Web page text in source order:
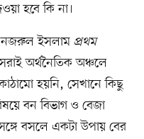
হবে কি না।
নজরুল ইসলাম প্রথম
অর্থনৈতিক অঞ্চলে
হয়নি, সেখানে কিছু
বন বিভাগ ও বেজা
বসলে একটা উপায় বের